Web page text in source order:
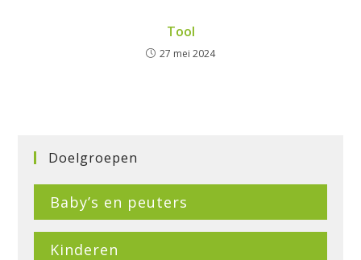
Tool
27 mei 2024
Doelgroepen
Baby’s en peuters
Kinderen